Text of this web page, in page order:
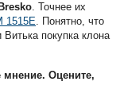
Bresko. Точнее их
1515E. Понятно, что
покупка клона
мнение. Оцените,